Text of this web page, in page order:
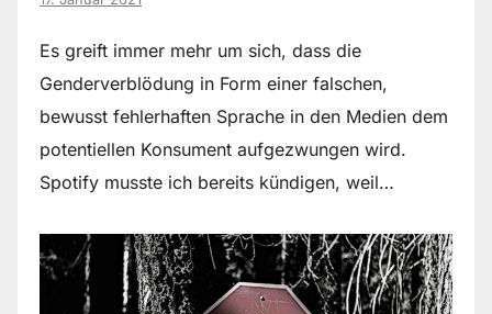
Es greift immer mehr um sich, dass die
Genderverblödung in Form einer falschen,
bewusst fehlerhaften Sprache in den Medien dem
potentiellen Konsument aufgezwungen wird.
Spotify musste ich bereits kündigen, weil…